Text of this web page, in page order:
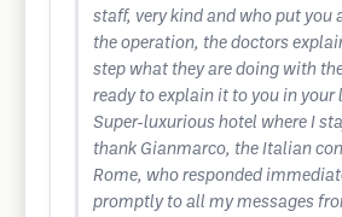
staff, very kind and who put you
the operation, the doctors
step what they are doing with
ready to explain it to you in your
Super-luxurious hotel where I
thank Gianmarco, the Italian
Rome, who responded
promptly to all my messages